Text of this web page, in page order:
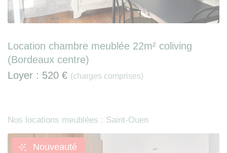
Location chambre meublée 22m² coliving
(Bordeaux centre)
Loyer : 520 € (charges comprises)
Nos locations meublées : Saint-Ouen
Nouveauté